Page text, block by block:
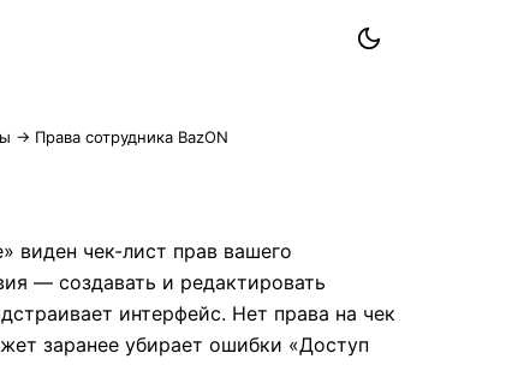
→ Права сотрудника BazON
виден чек-лист прав вашего
— создавать и редактировать
интерфейс. Нет права на чек
заранее убирает ошибки «Доступ